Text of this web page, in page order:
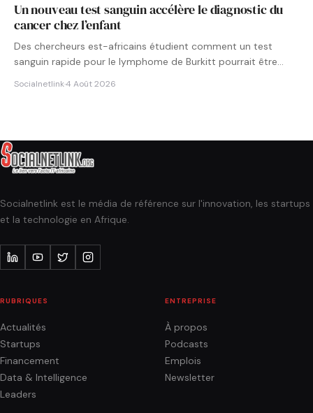
Un nouveau test sanguin accélère le diagnostic du
cancer chez l’enfant
Des chercheurs est-africains étudient comment un test
sanguin rapide pour le lymphome de Burkitt pourrait être
Socialnetlink·4 Août 2026
Socialnetlink est le média de référence sur l'innovation, les startups
et la technologie en Afrique.
RUBRIQUES
Actualités
Startups
Financement
Data & Intelligence
Leaders
ENTREPRISE
À propos
Podcasts
Emplois
Newsletter